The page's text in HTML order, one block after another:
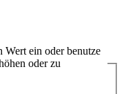
ein oder benutze
oder zu